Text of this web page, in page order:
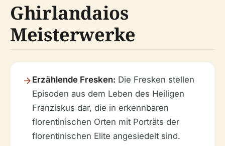
Ghirlandaios
Meisterwerke
Erzählende Fresken: Die Fresken stellen
Episoden aus dem Leben des Heiligen
Franziskus dar, die in erkennbaren
florentinischen Orten mit Porträts der
florentinischen Elite angesiedelt sind.